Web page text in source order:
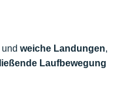
weiche Landungen,
Laufbewegung